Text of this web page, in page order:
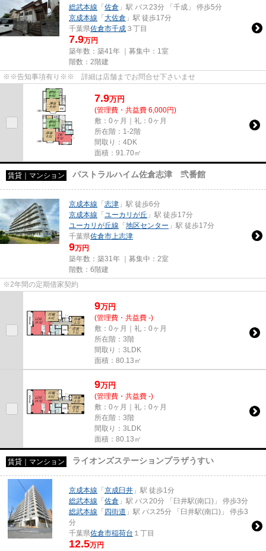
総武本線 「 佐倉 」駅 バス23分 「千成」 停歩5分
京成本線 「 大佐倉 」駅 徒歩17分
千葉県佐倉市千成 ３丁目
7.9万円
築年数：築41年 ｜募集中： 1室
階数：2階建
※※告知事項有り※※ 詳細は店舗までお問合せ下さいませ
7.9万円
(管理費・共益費 6,000円)
敷：0ヶ月｜礼：0ヶ月
所在階：1-2階
間取り：4DK
面積：91.70㎡
賃貸｜マンション パストラルハイム佐倉志津 弐番館
京成本線 「 志津 」駅 徒歩6分
京成本線 「 ユーカリが丘 」駅 徒歩17分
ユーカリが丘線 「 地区センター 」駅 徒歩17分
千葉県佐倉市上志津
9万円
築年数：築31年 ｜募集中： 2室
階数：6階建
※2年間の定期借家契約
9万円
(管理費・共益費 -)
敷：0ヶ月｜礼：0ヶ月
所在階：3階
間取り：3LDK
面積：80.13㎡
9万円
(管理費・共益費 -)
敷：0ヶ月｜礼：0ヶ月
所在階：3階
間取り：3LDK
面積：80.13㎡
賃貸｜マンション ライオンズステーションプラザうすい
京成本線 「 京成臼井 」駅 徒歩1分
総武本線 「 佐倉 」駅 バス20分 「臼井駅(南口)」 停歩3分
総武本線 「 四街道 」駅 バス25分 「臼井駅(南口)」 停歩3
分
千葉県佐倉市稲荷台 １丁目
12.5万円